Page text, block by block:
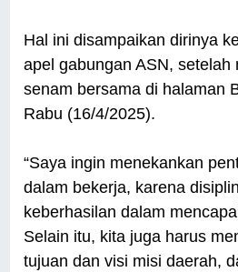
Hal ini disampaikan dirinya
apel gabungan ASN, setelah
senam bersama di halaman
Rabu (16/4/2025).
“Saya ingin menekankan
dalam bekerja, karena
keberhasilan dalam
Selain itu, kita juga harus
tujuan dan visi misi daerah,